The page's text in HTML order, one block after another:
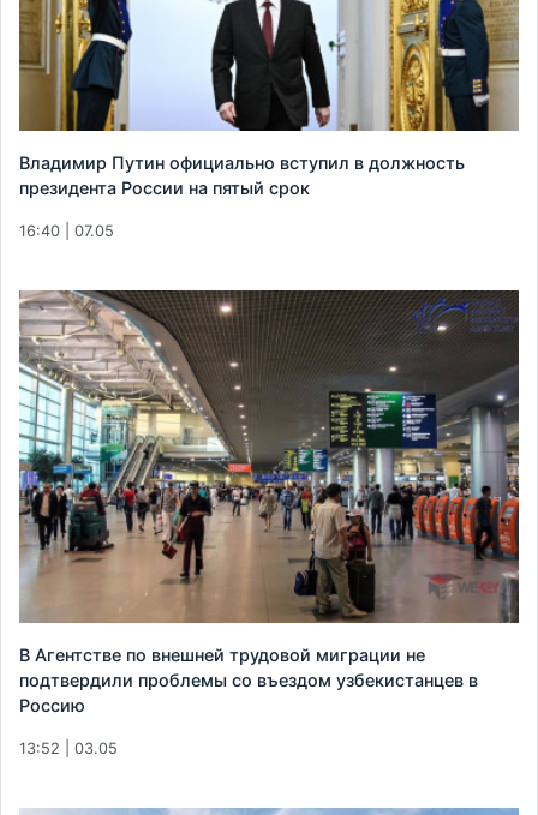
Владимир Путин официально вступил в должность
президента России на пятый срок
16:40 | 07.05
В Агентстве по внешней трудовой миграции не
подтвердили проблемы со въездом узбекистанцев в
Россию
13:52 | 03.05